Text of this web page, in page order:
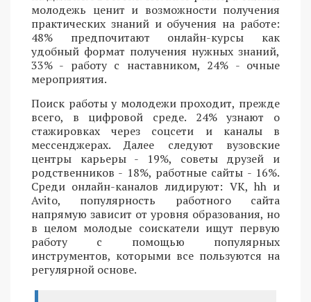
молодежь ценит и возможности получения
практических знаний и обучения на работе:
48% предпочитают онлайн-курсы как
удобный формат получения нужных знаний,
33% - работу с наставником, 24% - очные
мероприятия.
Поиск работы у молодежи проходит, прежде
всего, в цифровой среде. 24% узнают о
стажировках через соцсети и каналы в
мессенджерах. Далее следуют вузовские
центры карьеры - 19%, советы друзей и
родственников - 18%, работные сайты - 16%.
Среди онлайн-каналов лидируют: VK, hh и
Avito, популярность работного сайта
напрямую зависит от уровня образования, но
в целом молодые соискатели ищут первую
работу с помощью популярных
инструментов, которыми все пользуются на
регулярной основе.